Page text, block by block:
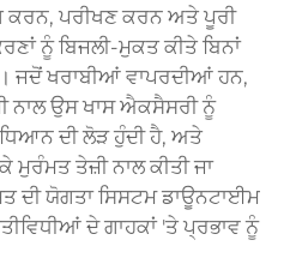
ਪਰੀਖਣ ਕਰਨ ਅਤੇ ਪੂਰੀ
ਨੂੰ ਬਿਜਲੀ-ਮੁਕਤ ਕੀਤੇ ਬਿਨਾਂ
ਜਦੋਂ ਖਰਾਬੀਆਂ ਵਾਪਰਦੀਆਂ ਹਨ,
ਨਾਲ ਉਸ ਖਾਸ ਐਕਸੈਸਰੀ ਨੂੰ
ਦੀ ਲੋੜ ਹੁੰਦੀ ਹੈ, ਅਤੇ
ਤੇਜ਼ੀ ਨਾਲ ਕੀਤੀ ਜਾ
ਦੀ ਯੋਗਤਾ ਸਿਸਟਮ ਡਾਊਨਟਾਈਮ
ਦੇ ਗਾਹਕਾਂ 'ਤੇ ਪ੍ਰਭਾਵ ਨੂੰ